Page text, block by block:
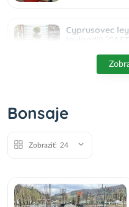
Cyprusovec
leylandii)
kmeňa 100/110
1 550,00 €
TURKEY´ –
BONSAJ (deco
Bonsaje
Zobraziť: 24